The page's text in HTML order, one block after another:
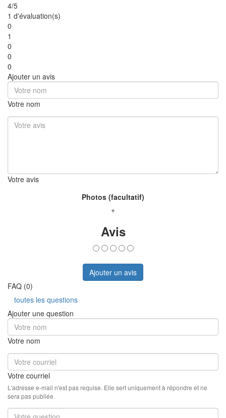
4/5
1 d'évaluation(s)
0
1
0
0
0
Ajouter un avis
Votre nom
Votre avis
Photos (facultatif)
+
Avis
Ajouter un avis
FAQ (0)
toutes les questions
Ajouter une question
Votre nom
Votre courriel
L'adresse e-mail n'est pas requise. Elle sert uniquement à répondre et ne
sera pas publiée.